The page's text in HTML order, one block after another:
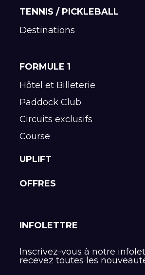
TENNIS / PICKLEBALL
Destinations
FORMULE 1
Hôtel et Billeterie
Paddock Club
Circuits exclusifs
Course
UPLIFT
OFFRES
INFOLETTRE
Inscrivez-vous à notre
recevez toutes les